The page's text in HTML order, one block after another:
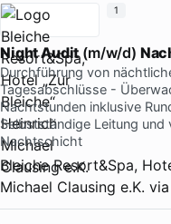
Night Audit(m/w/d)
Durchführung von
Tagesabschlüsse -
Nachtstunden inklusive
Selbstständige Leitung
Nachtschicht
Bleiche Resort&Spa,
Michael Clausing e.K. via
1